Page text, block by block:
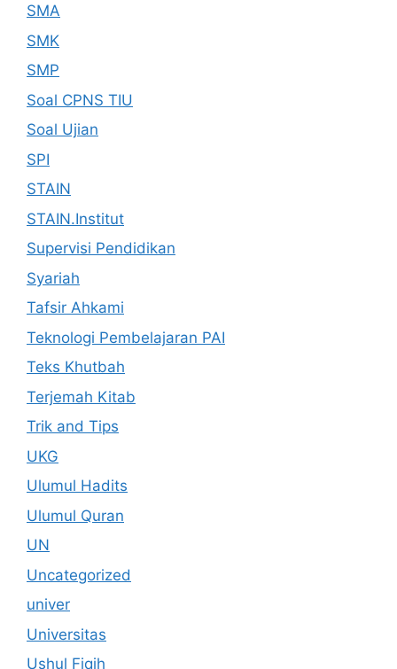
SMA
SMK
SMP
Soal CPNS TIU
Soal Ujian
SPI
STAIN
STAIN.Institut
Supervisi Pendidikan
Syariah
Tafsir Ahkami
Teknologi Pembelajaran PAI
Teks Khutbah
Terjemah Kitab
Trik and Tips
UKG
Ulumul Hadits
Ulumul Quran
UN
Uncategorized
univer
Universitas
Ushul Fiqih